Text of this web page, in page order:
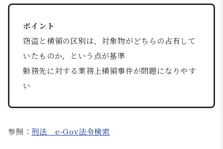
ポイント
窃盗と横領の区別は，対象物がどちらの占有して
いたものか，という点が基準
勤務先に対する業務上横領事件が問題になりやす
い
参照： 刑法 e-Gov法令検索